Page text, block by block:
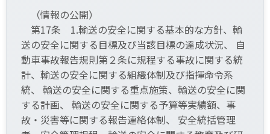
（情報の公開）
第17条 1.輸送の安全に関する基本的な方針、輸
送の安全に関する目標及び当該目標の達成状況、 自
動車事故報告規則第２条に規程する事故に関する統
計、輸送の安全に関する組織体制及び指揮命令系
統、 輸送の安全に関する重点施策、輸送の安全に関
する計画、 輸送の安全に関する予算等実績額、事
故・災害等に関する報告連絡体制、 安全統括管理